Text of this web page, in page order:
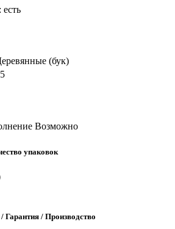
есть
(бук)
Возможно
упаковок
Гарантия / Производство